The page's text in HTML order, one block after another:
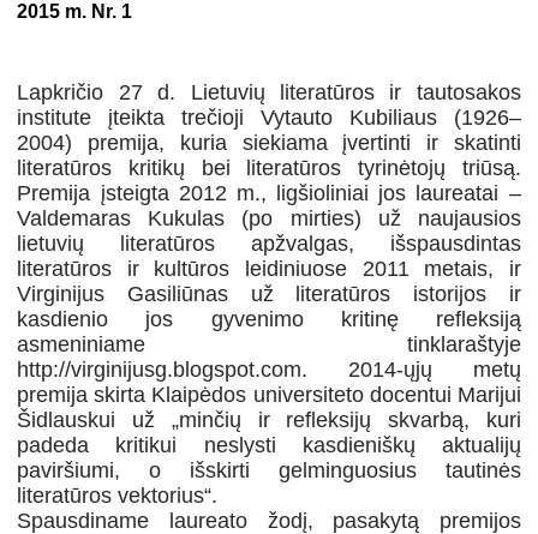
2015 m. Nr. 1
Lapkričio 27 d. Lietuvių literatūros ir tautosakos
institute įteikta trečioji Vytauto Kubiliaus (1926–
2004) premija, kuria siekiama įvertinti ir skatinti
literatūros kritikų bei literatūros tyrinėtojų triūsą.
Premija įsteigta 2012 m., ligšioliniai jos laureatai –
Valdemaras Kukulas (po mirties) už naujausios
lietuvių literatūros apžvalgas, išspausdintas
literatūros ir kultūros leidiniuose 2011 metais, ir
Virginijus Gasiliūnas už literatūros istorijos ir
kasdienio jos gyvenimo kritinę refleksiją
asmeniniame tinklaraštyje
http://virginijusg.blogspot.com. 2014-ųjų metų
premija skirta Klaipėdos universiteto docentui Marijui
Šidlauskui už „minčių ir refleksijų skvarbą, kuri
padeda kritikui neslysti kasdieniškų aktualijų
paviršiumi, o išskirti gelminguosius tautinės
literatūros vektorius“.
Spausdiname laureato žodį, pasakytą premijos